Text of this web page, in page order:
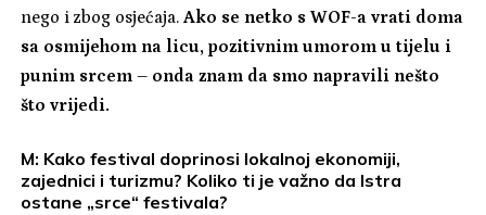
nego i zbog osjećaja.Ako se netko s WOF-a vrati doma
sa osmijehom na licu, pozitivnim umorom u tijelu i
punim srcem – onda znam da smo napravili nešto
što vrijedi.
M: Kako festival doprinosi lokalnoj ekonomiji,
zajednici i turizmu? Koliko ti je važno da Istra
ostane „srce“ festivala?